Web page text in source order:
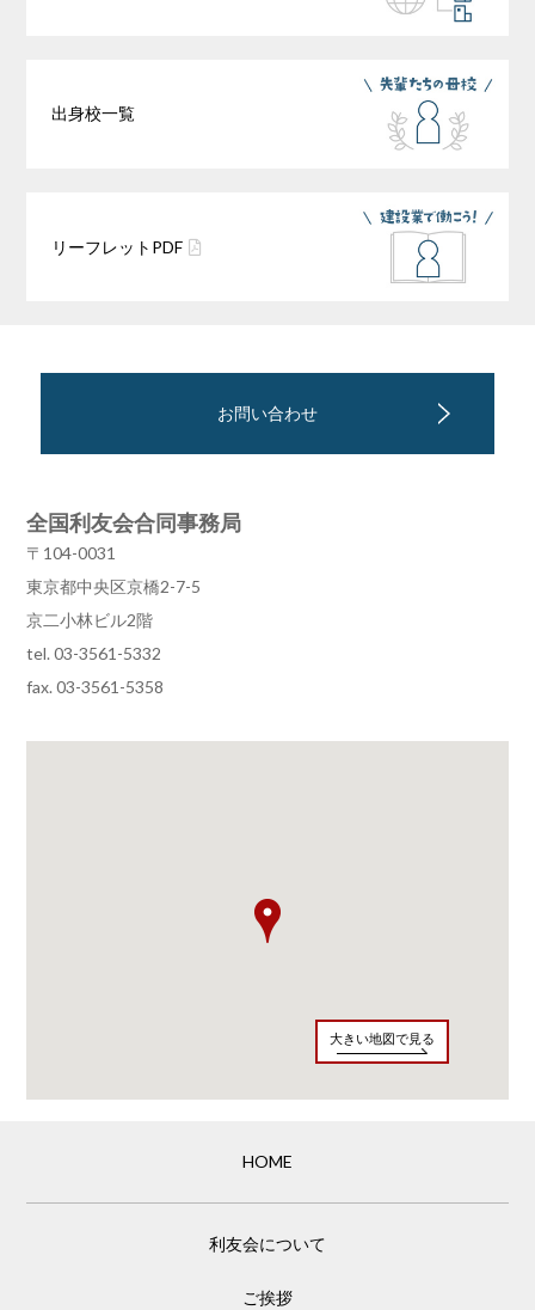
出身校一覧
リーフレット PDF
お問い合わせ
全国利友会合同事務局
〒104-0031
東京都中央区京橋2-7-5
京二小林ビル2階
tel. 03-3561-5332
fax. 03-3561-5358
大きい地図で見る
HOME
利友会について
ご挨拶